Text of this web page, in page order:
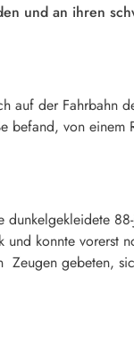
und an ihren
auf der Fahrbahn
befand, von einem
konnte vorerst
gebeten,